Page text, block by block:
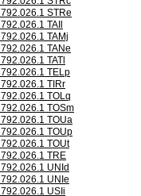
792.026.1 STRe
792.026.1 TAIl
792.026.1 TAMj
792.026.1 TANe
792.026.1 TATl
792.026.1 TELp
792.026.1 TIRr
792.026.1 TOLq
792.026.1 TOSm
792.026.1 TOUa
792.026.1 TOUp
792.026.1 TOUt
792.026.1 TRE
792.026.1 UNId
792.026.1 UNIe
792.026.1 USIi